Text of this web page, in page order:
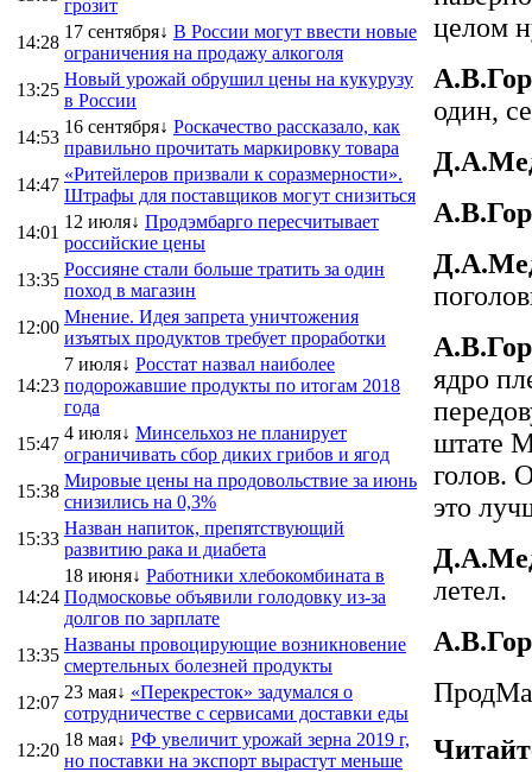
грозит
14:28
17 сентября↓ В России могут ввести новые
ограничения на продажу алкоголя
13:25
Новый урожай обрушил цены на кукурузу
в России
14:53
16 сентября↓ Роскачество рассказало, как
правильно прочитать маркировку товара
14:47
«Ритейлеров призвали к соразмерности».
Штрафы для поставщиков могут снизиться
14:01
12 июля↓ Продэмбарго пересчитывает
российские цены
13:35
Россияне стали больше тратить за один
поход в магазин
12:00
Мнение. Идея запрета уничтожения
изъятых продуктов требует проработки
14:23
7 июля↓ Росстат назвал наиболее
подорожавшие продукты по итогам 2018
года
15:47
4 июля↓ Минсельхоз не планирует
ограничивать сбор диких грибов и ягод
15:38
Мировые цены на продовольствие за июнь
снизились на 0,3%
15:33
Назван напиток, препятствующий
развитию рака и диабета
14:24
18 июня↓ Работники хлебокомбината в
Подмосковье объявили голодовку из-за
долгов по зарплате
13:35
Названы провоцирующие возникновение
смертельных болезней продукты
12:07
23 мая↓ «Перекресток» задумался о
сотрудничестве с сервисами доставки еды
12:20
18 мая↓ РФ увеличит урожай зерна 2019 г,
но поставки на экспорт вырастут меньше
целом
один,
ядро
штате
голов.
это
летел.